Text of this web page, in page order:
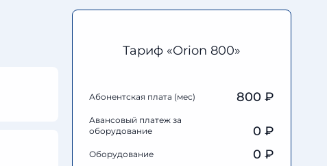
Тариф «Orion 800»
Абонентская плата (мес) 800 ₽
Авансовый платеж за
оборудование
0 ₽
Оборудование 0 ₽